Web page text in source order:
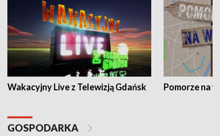
Wakacyjny Live z Telewizją Gdańsk Pomorze na
GOSPODARKA